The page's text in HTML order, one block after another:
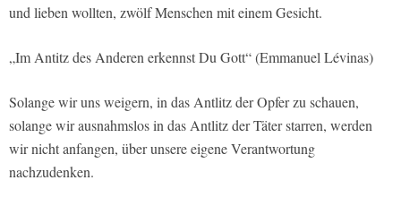
und lieben wollten, zwölf Menschen mit einem Gesicht.
„Im Antitz des Anderen erkennst Du Gott“ (Emmanuel Lévinas)
Solange wir uns weigern, in das Antlitz der Opfer zu schauen,
solange wir ausnahmslos in das Antlitz der Täter starren, werden
wir nicht anfangen, über unsere eigene Verantwortung
nachzudenken.